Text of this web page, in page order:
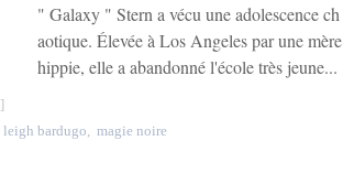
" Galaxy " Stern a vécu une adolescence ch
aotique. Élevée à Los Angeles par une mère
hippie, elle a abandonné l'école très jeune...
]
leigh bardugo, magie noire